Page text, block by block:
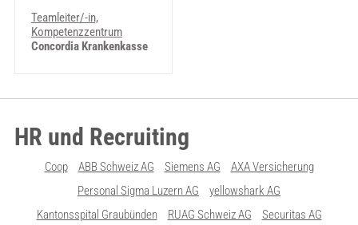
Teamleiter/-in,
Kompetenzzentrum
Concordia Krankenkasse
HR und Recruiting
Coop ABB Schweiz AG Siemens AG
AXA Versicherung
Personal Sigma Luzern AG
yellowshark AG
Kantonsspital Graubünden
RUAG Schweiz AG Securitas AG